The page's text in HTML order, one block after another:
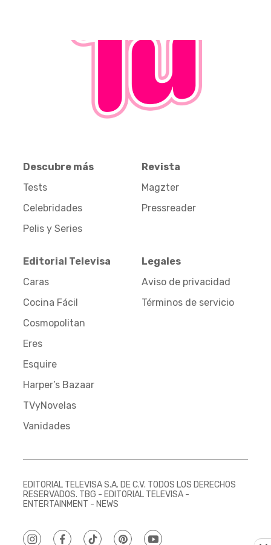
Descubre más
Tests
Celebridades
Pelis y Series
Revista
Magzter
Pressreader
Editorial Televisa
Caras
Cocina Fácil
Cosmopolitan
Eres
Esquire
Harper’s Bazaar
TVyNovelas
Vanidades
Legales
Aviso de privacidad
Términos de servicio
EDITORIAL TELEVISA S.A. DE C.V. TODOS LOS DERECHOS
RESERVADOS. TBG - EDITORIAL TELEVISA -
ENTERTAINMENT - NEWS